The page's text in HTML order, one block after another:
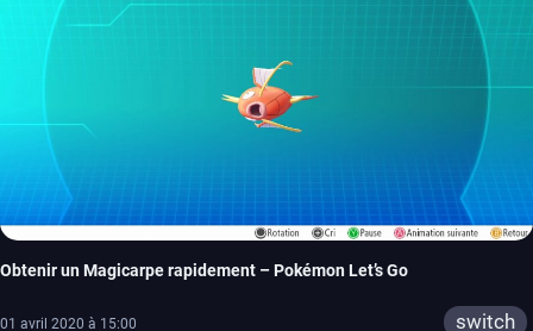
Obtenir un Magicarpe rapidement – Pokémon Let’s Go
01 avril 2020 à 15:00 switch